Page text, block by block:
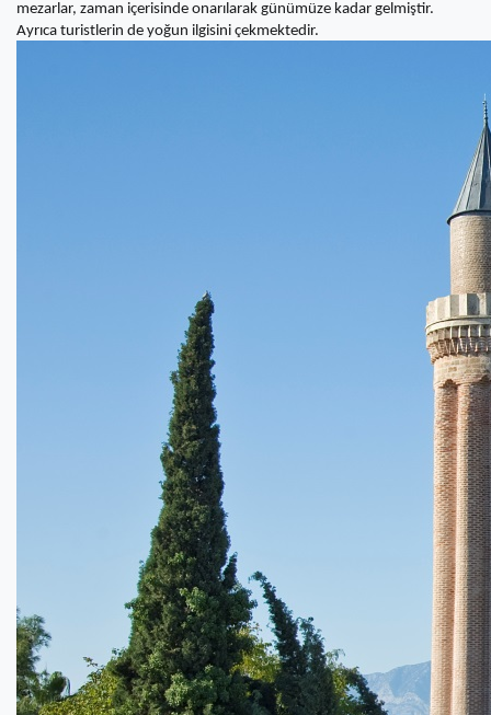
mezarlar, zaman içerisinde onarılarak günümüze kadar gelmiştir.
Ayrıca turistlerin de yoğun ilgisini çekmektedir.